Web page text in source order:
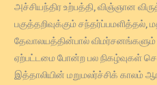
அச்சியந்திர உற்பத்தி, விஞ்ஞான
பகுத்தறிவுக்கும் சந்தர்ப்பமளித்தல்,
தேவாலயத்தின்பால் விமர்சனங்களும்
ஏற்பட்டமை போன்ற பல நிகழ்வுகள்
இத்தாலியின் மறுமலர்ச்சிக் காலம்